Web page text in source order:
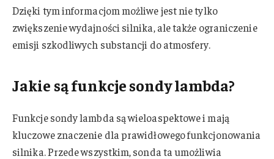
Dzięki tym informacjom możliwe jest nie tylko
zwiększenie wydajności silnika, ale także ograniczenie
emisji szkodliwych substancji do atmosfery.
Jakie są funkcje sondy lambda?
Funkcje sondy lambda są wieloaspektowe i mają
kluczowe znaczenie dla prawidłowego funkcjonowania
silnika. Przede wszystkim, sonda ta umożliwia